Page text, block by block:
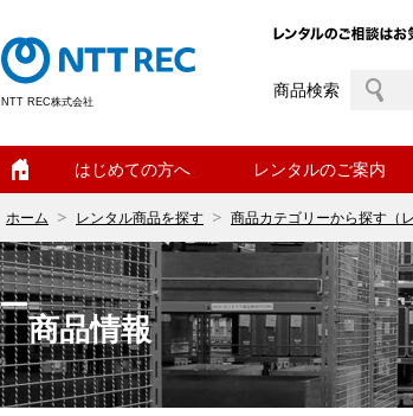
NTT REC株式会社
商品検索
はじめての方へ レンタルのご案内
ホーム レンタル商品を探す 商品カテゴリーから探す（
商品情報